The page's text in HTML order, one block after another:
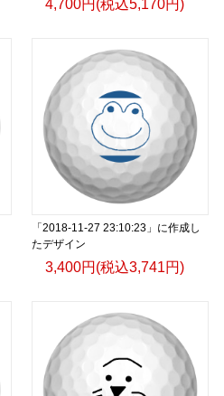
4,700円(税込5,170円)
「2018-11-27 23:10:23」に作成し
たデザイン
3,400円(税込3,741円)